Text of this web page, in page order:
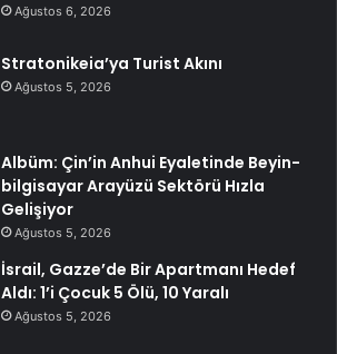
Ağustos 6, 2026
Stratonikeia’ya Turist Akını
Ağustos 5, 2026
Albüm: Çin’in Anhui Eyaletinde Beyin-
bilgisayar Arayüzü Sektörü Hızla
Gelişiyor
Ağustos 5, 2026
İsrail, Gazze’de Bir Apartmanı Hedef
Aldı: 1’i Çocuk 5 Ölü, 10 Yaralı
Ağustos 5, 2026